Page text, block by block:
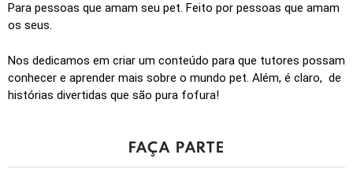
Para pessoas que amam seu pet. Feito por pessoas que amam
os seus.
Nos dedicamos em criar um conteúdo para que tutores possam
conhecer e aprender mais sobre o mundo pet. Além, é claro, de
histórias divertidas que são pura fofura!
FAÇA PARTE